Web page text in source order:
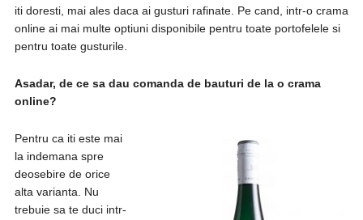
iti doresti, mai ales daca ai gusturi rafinate. Pe cand, intr-o crama
online ai mai multe optiuni disponibile pentru toate portofelele si
pentru toate gusturile.
Asadar, de ce sa dau comanda de bauturi de la o crama
online?
Pentru ca iti este mai
la indemana spre
deosebire de orice
alta varianta. Nu
trebuie sa te duci intr-